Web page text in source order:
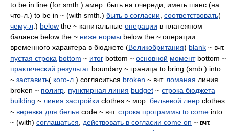
to be in line (for smth.) амер. быть на очереди, иметь шанс (на
что-л.) to be in ~ (with smth.) быть в согласии соответствовать(
чему-л .) below the ~ капитальные операции в платежном
балансе below the ~ ниже нормы below the ~ операции
временного характера в бюджете (Великобритания) blank ~ вчт.
пустая строка bottom ~ итог bottom ~ основной моментbottom ~
практический результатboundary ~ граница to bring (smb.) into
~ заставить( кого-л .) согласиться broken ~ вчт. ломаная линия
broken ~ полигр пунктирная линия budget ~ строка бюджета
building ~ линия застройки clothes ~ мор. бельевой леер clothes
~ веревка для белья code ~ вчт. строка программы to come into
~ (with) соглашаться действовать в согласии come on ~ вчт.